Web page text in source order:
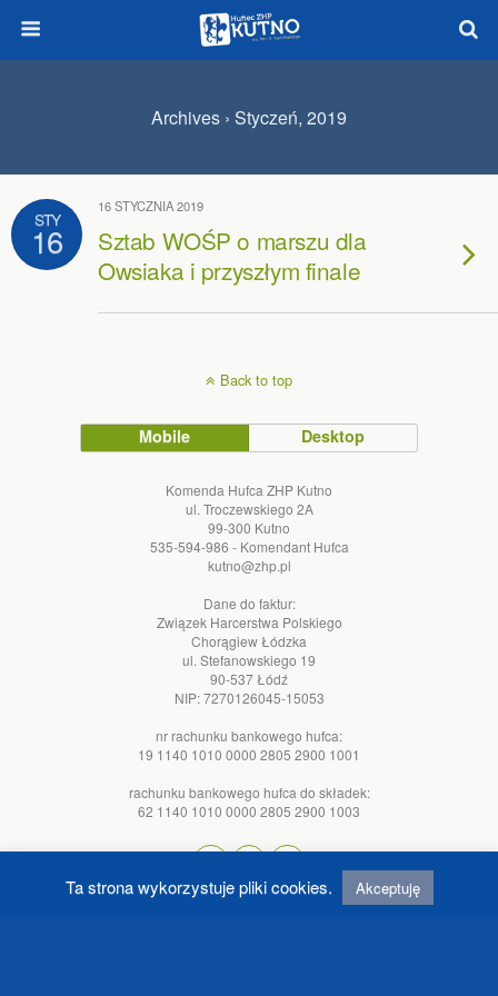
Archives › Styczeń, 2019
STY
16
16 STYCZNIA 2019
Sztab WOŚP o marszu dla
Owsiaka i przyszłym finale
Back to top
Mobile Desktop
Komenda Hufca ZHP Kutno
ul. Troczewskiego 2A
99-300 Kutno
535-594-986 - Komendant Hufca
kutno@zhp.pl
Dane do faktur:
Związek Harcerstwa Polskiego
Chorągiew Łódzka
ul. Stefanowskiego 19
90-537 Łódź
NIP: 7270126045-15053
nr rachunku bankowego hufca:
19 1140 1010 0000 2805 2900 1001
rachunku bankowego hufca do składek:
62 1140 1010 0000 2805 2900 1003
Ta strona wykorzystuje pliki cookies. Akceptuję